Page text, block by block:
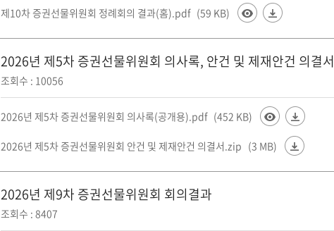
제10차 증권선물위원회 정례회의 결과(홈).pdf (59 KB)
2026년 제5차 증권선물위원회 의사록, 안건 및 제재안건 의결서
조회수 : 10056
2026년 제5차 증권선물위원회 의사록(공개용).pdf (452 KB)
2026년 제5차 증권선물위원회 안건 및 제재안건 의결서.zip (3 MB)
2026년 제9차 증권선물위원회 회의결과
조회수 : 8407